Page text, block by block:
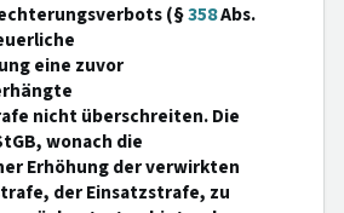
(§358Abs.
eine zuvor
nicht überschreiten. Die
wonach die
Erhöhung der verwirkten
der Einsatzstrafe, zu